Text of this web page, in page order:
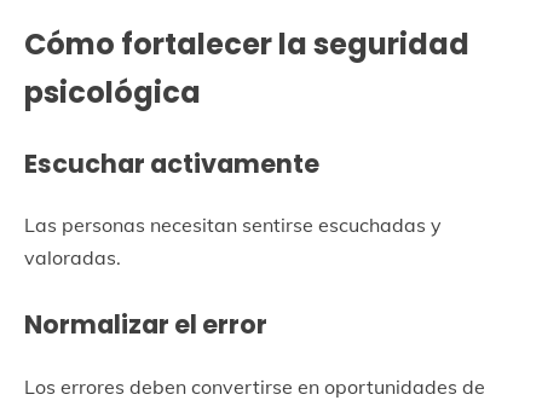
Cómo fortalecer la seguridad
psicológica
Escuchar activamente
Las personas necesitan sentirse escuchadas y
valoradas.
Normalizar el error
Los errores deben convertirse en oportunidades de